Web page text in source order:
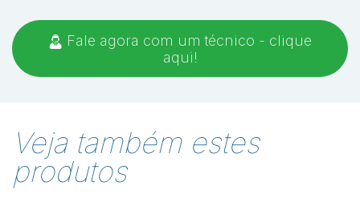
Fale agora com um técnico - clique
aqui!
Veja também estes
produtos